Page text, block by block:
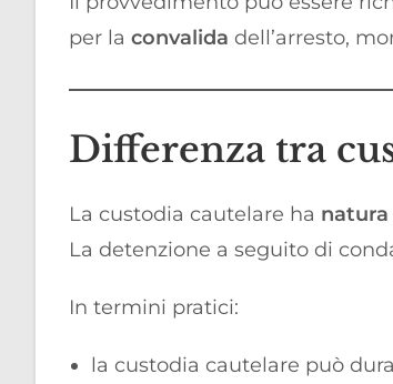
per la convalida dell’arresto,
Differenza tra
La custodia cautelare ha
La detenzione a seguito di
In termini pratici:
la custodia cautelare può